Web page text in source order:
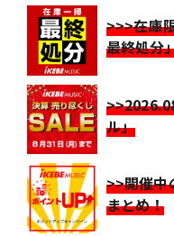
>>>在庫
最終処分
ル」
>>開催中
まとめ！